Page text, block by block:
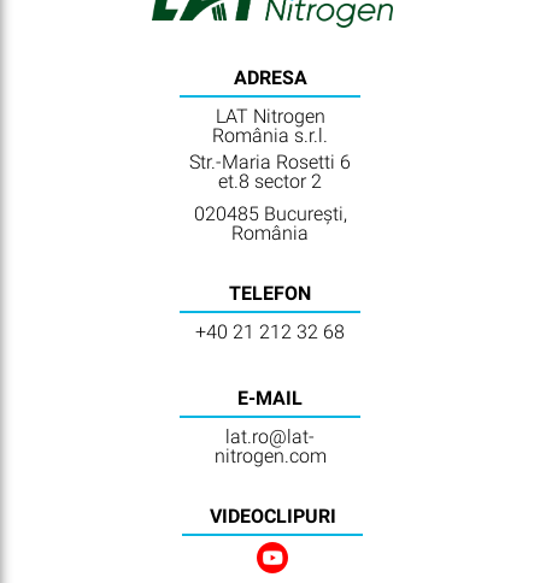
ADRESA
LAT Nitrogen
România s.r.l.
Str.-Maria Rosetti 6
et.8 sector 2
020485 București,
România
TELEFON
+40 21 212 32 68
E-MAIL
lat.ro@lat-
nitrogen.com
VIDEOCLIPURI